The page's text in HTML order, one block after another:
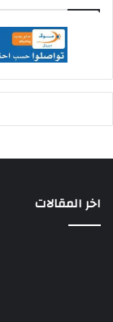
اخر المقالات